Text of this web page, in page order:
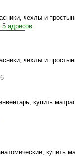
чехлы и
адресов
чехлы и
купить
купить